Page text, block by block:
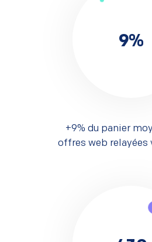
9%
+9% du panier
offres web relayées